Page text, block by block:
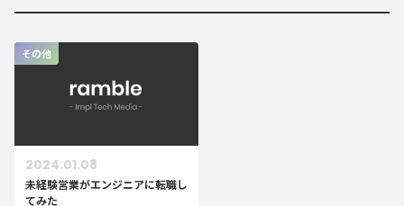
その他
未経験営業がエンジニアに転職し
てみた
2024.01.08